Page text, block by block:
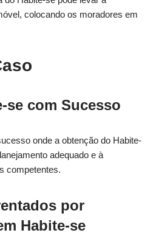
colocando os moradores em
se com Sucesso
onde a obtenção do Habite-
adequado e à
competentes.
por
Habite-se